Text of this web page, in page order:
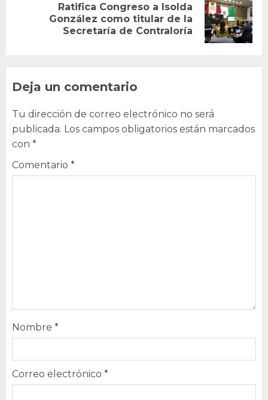
Ratifica Congreso a Isolda
González como titular de la
Secretaría de Contraloría
Deja un comentario
Tu dirección de correo electrónico no será
publicada. Los campos obligatorios están marcados
con *
Comentario *
Nombre *
Correo electrónico *